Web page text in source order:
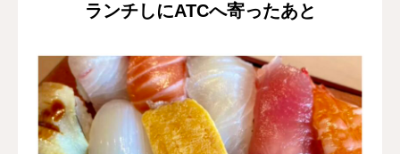
ランチしにATCへ寄ったあと